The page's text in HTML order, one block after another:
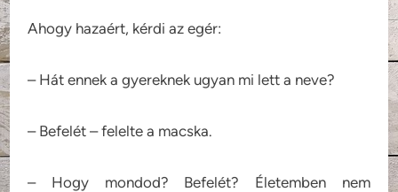
Ahogy hazaért, kérdi az egér:
– Hát ennek a gyereknek ugyan mi lett a neve?
– Befelét – felelte a macska.
– Hogy mondod? Befelét? Életemben nem